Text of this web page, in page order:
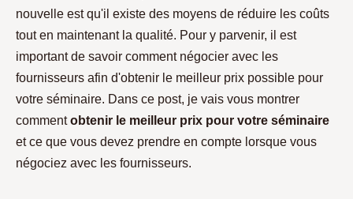
nouvelle est qu'il existe des moyens de réduire les coûts
tout en maintenant la qualité. Pour y parvenir, il est
important de savoir comment négocier avec les
fournisseurs afin d'obtenir le meilleur prix possible pour
votre séminaire. Dans ce post, je vais vous montrer
commentobtenir le meilleur prix pour votre séminaire
et ce que vous devez prendre en compte lorsque vous
négociez avec les fournisseurs.